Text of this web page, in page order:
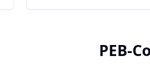
PEB-